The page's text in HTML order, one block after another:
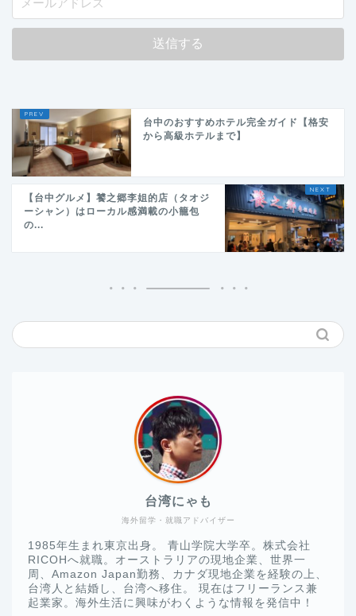
台中のおすすめホテル完全ガイド【格安
から高級ホテルまで】
【台中グルメ】饕之郷李姐的店（タオジ
ーシャン）はローカル感満載の小籠包
の...
海外留学・就職アドバイザー
台湾にゃも
1985年生まれ東京出身。 青山学院大学卒。株式会社
RICOHへ就職。オーストラリアの現地企業、世界一
周、Amazon Japan勤務、カナダ現地企業を経験の上、
台湾人と結婚し、台湾へ移住。 現在はフリーランス兼
起業家。海外生活に興味がわくような情報を発信中！